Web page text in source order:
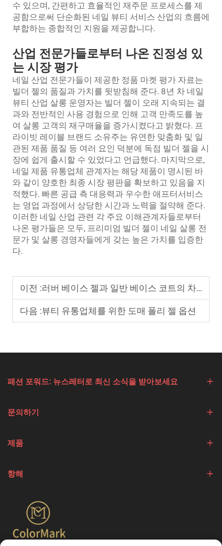
수 있으며, 간편하고 효율적인 재주문 프로세스를 제
공함으로써 단순화된 네일 뷰티 서비스 산업의 흐름에
부합하는 종합적인 지원을 제공합니다.
산업 전문가들로부터 나온 진정성 있
는 시장 평가
네일 산업 전문가들이 제공한 정품 마켓 평가 자료는
빌더 젤의 품질과 가치를 뒷받침해 준다. 8년 차 네일
뷰티 산업 살롱 운영자는 빌더 젤이 오래 지속되는 결
과와 전반적인 사용 경험으로 인해 고객 만족도를 높
여 살롱 고객의 재구매율을 증가시켰다고 밝혔다. 프
라이빗 레이블 브랜드 소유주는 유연한 맞춤화 및 일
관된 제품 품질 등 여러 요인 덕분에 독점 빌더 젤을 시
장에 쉽게 출시할 수 있었다고 언급했다. 마지막으로,
네일 제품 유통업체 관계자는 해당 제품이 명시된 바
와 같이 양호한 최종 시장 평판을 확보하고 있음을 지
적했다. 빠른 공급 측 대응력과 우수한 애프터서비스
는 영업 과정에서 상당한 시간과 노력을 절약해 준다.
이러한 네일 산업 관련 각 주요 이해관계자들로부터
나온 평가들은 모두, 프리미엄 빌더 젤이 네일 살롱 전
문가 및 살롱 경영자들에게 갖는 높은 가치를 입증한
다.
이전 :러버 베이스 젤과 일반 베이스 코트의 차이점은 무엇인가요?
다음 :뷰티 유통업체를 위한 도매 폴리 젤 옵션
패션 포워드: 뉴스레터로 최신 소식을 받아보세요
문의하기
제품
항해